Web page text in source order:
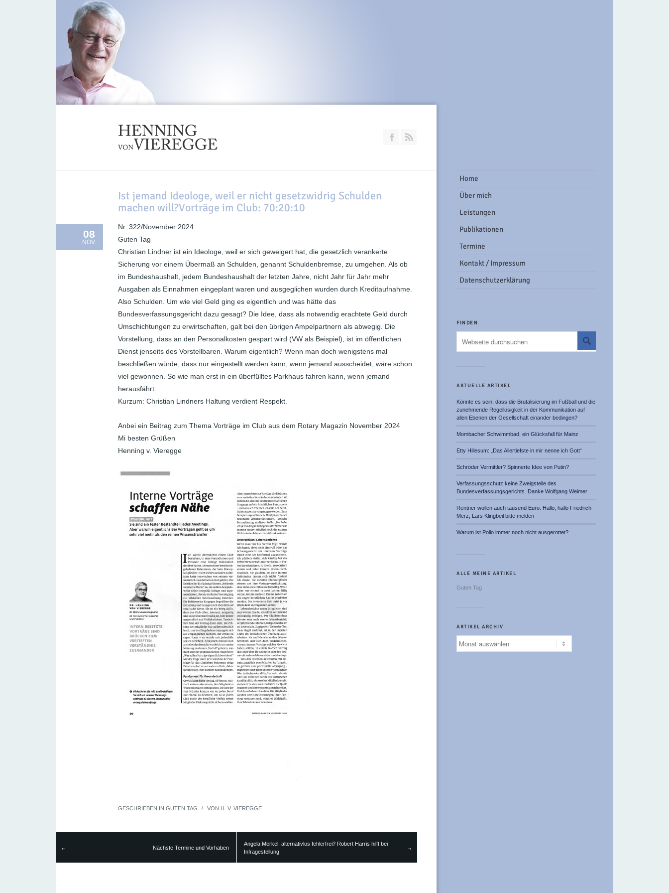
Join our Facebook Group
Ist jemand Ideologe, weil er nicht gesetzwidrig Schulden
machen will?Vorträge im Club: 70:20:10
08
NOV.
Nr. 322/November 2024
Guten Tag
Christian Lindner ist ein Ideologe, weil er sich geweigert hat, die gesetzlich verankerte
Sicherung vor einem Übermaß an Schulden, genannt Schuldenbremse, zu umgehen. Als ob
im Bundeshaushalt, jedem Bundeshaushalt der letzten Jahre, nicht Jahr für Jahr mehr
Ausgaben als Einnahmen eingeplant waren und ausgeglichen wurden durch Kreditaufnahme.
Also Schulden. Um wie viel Geld ging es eigentlich und was hätte das
Bundesverfassungsgericht dazu gesagt? Die Idee, dass als notwendig erachtete Geld durch
Umschichtungen zu erwirtschaften, galt bei den übrigen Ampelpartnern als abwegig. Die
Vorstellung, dass an den Personalkosten gespart wird (VW als Beispiel), ist im öffentlichen
Dienst jenseits des Vorstellbaren. Warum eigentlich? Wenn man doch wenigstens mal
beschließen würde, dass nur eingestellt werden kann, wenn jemand ausscheidet, wäre schon
viel gewonnen. So wie man erst in ein überfülltes Parkhaus fahren kann, wenn jemand
herausfährt.
Kurzum: Christian Lindners Haltung verdient Respekt.
Anbei ein Beitrag zum Thema Vorträge im Club aus dem Rotary Magazin November 2024
Mi besten Grüßen
Henning v. Vieregge
GESCHRIEBEN IN GUTEN TAG / VON H. V. VIEREGGE
← Nächste Termine und Vorhaben
Angela Merkel: alternativlos fehlerfrei? Robert Harris hilft bei
Infragestellung
→
Home
Über mich
Leistungen
Publikationen
Termine
Kontakt / Impressum
Datenschutzerklärung
FINDEN
AKTUELLE ARTIKEL
Könnte es sein, dass die Brutalisierung im Fußball und die
zunehmende Regellosigkeit in der Kommunikation auf
allen Ebenen der Gesellschaft einander bedingen?
Mombacher Schwimmbad, ein Glücksfall für Mainz
Etty Hillesum: „Das Allertiefste in mir nenne ich Gott“
Schröder Vermittler? Spinnerte Idee von Putin?
Verfassungsschutz keine Zweigstelle des
Bundesverfassungsgerichts. Danke Wolfgang Weimer
Rentner wollen auch tausend Euro. Hallo, hallo Friedrich
Merz, Lars Klingbeil bitte melden
Warum ist Polio immer noch nicht ausgerottet?
ALLE MEINE ARTIKEL
Guten Tag
ARTIKEL ARCHIV
Artikel
Archiv